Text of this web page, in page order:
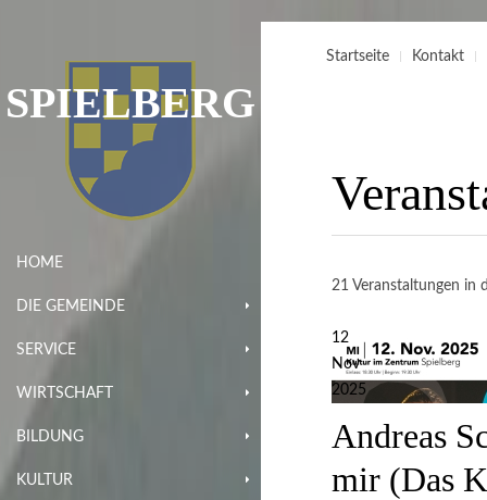
SPIELBERG
HOME
DIE GEMEINDE
SERVICE
WIRTSCHAFT
BILDUNG
KULTUR
Startseite Kontakt
21 Veranstaltungen in
12
Nov
2025
Andreas
mir (Das